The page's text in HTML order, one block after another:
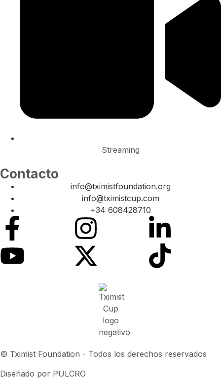
Streaming
Contacto
info@tximistfoundation.org
info@tximistcup.com
+34 608428710
© Tximist Foundation - Todos los derechos reservados
Diseñado por PULCRO